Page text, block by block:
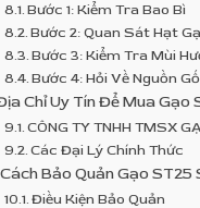
Bước 1: Kiểm Tra Bao Bì
Bước 2: Quan Sát Hạt
Bước 3: Kiểm Tra Mùi
Bước 4: Hỏi Về Nguồn
Chỉ Uy Tín Để Mua Gạo
CÔNG TY TNHH TMSX
Các Đại Lý Chính Thức
Cách Bảo Quản Gạo ST25
Điều Kiện Bảo Quản